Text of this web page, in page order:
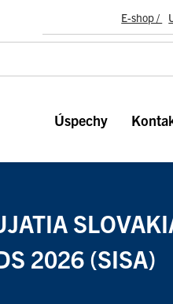
E-shop /
Úspechy
2026 (SISA)